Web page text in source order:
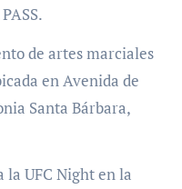
de artes marciales
en Avenida de
Santa Bárbara,
la UFC Night en la